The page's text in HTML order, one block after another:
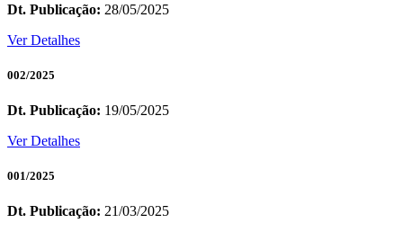
Dt. Publicação: 28/05/2025
Ver Detalhes
002/2025
Dt. Publicação: 19/05/2025
Ver Detalhes
001/2025
Dt. Publicação: 21/03/2025